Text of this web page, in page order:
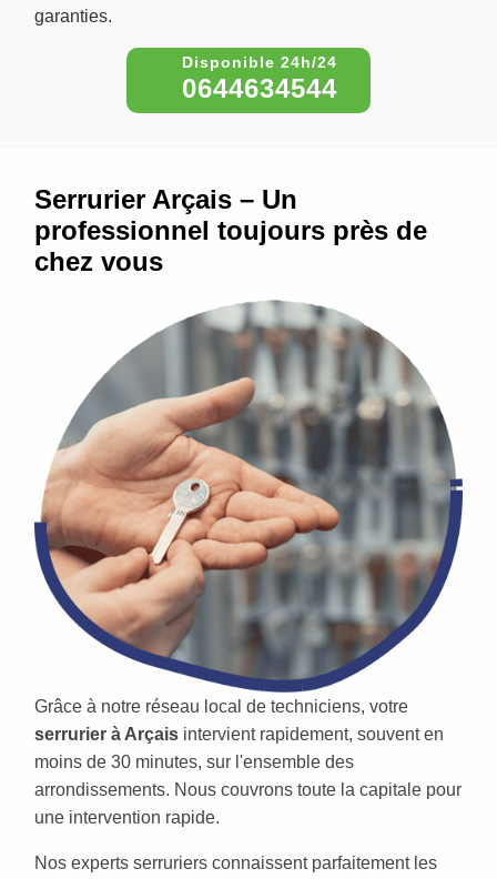
garanties.
0644634544
Serrurier Arçais – Un
professionnel toujours près de
chez vous
Grâce à notre réseau local de techniciens, votre
serrurier à Arçais intervient rapidement, souvent en
moins de 30 minutes, sur l'ensemble des
arrondissements. Nous couvrons toute la capitale pour
une intervention rapide.
Nos experts serruriers connaissent parfaitement les